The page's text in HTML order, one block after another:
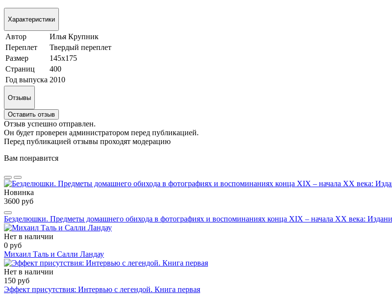
Характеристики
Автор
Илья Крупник
Переплет
Твердый переплет
Размер
145х175
Страниц
400
Год выпуска 2010
Отзывы
Оставить отзыв
Отзыв успешно отправлен.
Он будет проверен администратором перед публикацией.
Перед публикацией отзывы проходят модерацию
Вам понравится
Новинка
3600 руб
Безделюшки. Предметы домашнего обихода в фотографиях и воспоминаниях конца XIX – начала ХХ века:
Нет в наличии
0 руб
Михаил Таль и Салли Ландау
Нет в наличии
150 руб
Эффект присутствия: Интервью с легендой. Книга первая